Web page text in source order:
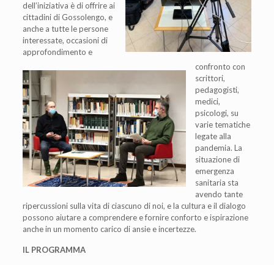
dell’iniziativa è di offrire ai
cittadini di Gossolengo, e
anche a tutte le persone
interessate, occasioni di
approfondimento e
confronto con
scrittori,
pedagogisti,
medici,
psicologi, su
varie tematiche
legate alla
pandemia. La
situazione di
emergenza
sanitaria sta
avendo tante
ripercussioni sulla vita di ciascuno di noi, e la cultura e il dialogo
possono aiutare a comprendere e fornire conforto e ispirazione
anche in un momento carico di ansie e incertezze.
IL PROGRAMMA